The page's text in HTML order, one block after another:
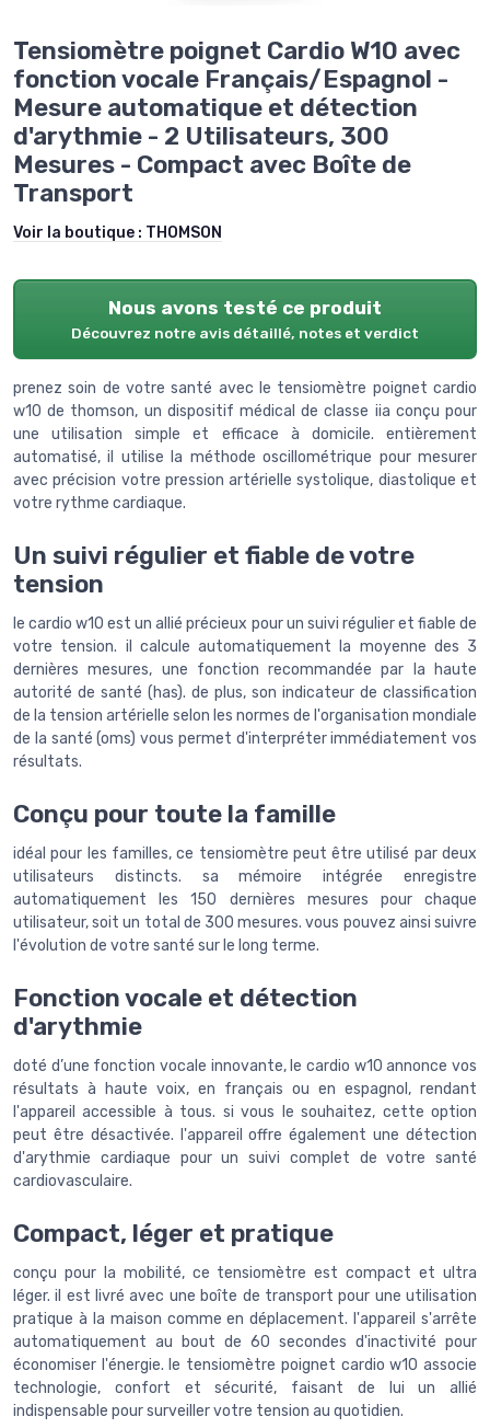
Tensiomètre poignet Cardio W10 avec
fonction vocale Français/Espagnol -
Mesure automatique et détection
d'arythmie - 2 Utilisateurs, 300
Mesures - Compact avec Boîte de
Transport
Voir la boutique : THOMSON
Nous avons testé ce produit
Découvrez notre avis détaillé, notes et verdict
prenez soin de votre santé avec le tensiomètre poignet cardio
w10 de thomson, un dispositif médical de classe iia conçu pour
une utilisation simple et efficace à domicile. entièrement
automatisé, il utilise la méthode oscillométrique pour mesurer
avec précision votre pression artérielle systolique, diastolique et
votre rythme cardiaque.
Un suivi régulier et fiable de votre
tension
le cardio w10 est un allié précieux pour un suivi régulier et fiable de
votre tension. il calcule automatiquement la moyenne des 3
dernières mesures, une fonction recommandée par la haute
autorité de santé (has). de plus, son indicateur de classification
de la tension artérielle selon les normes de l'organisation mondiale
de la santé (oms) vous permet d'interpréter immédiatement vos
résultats.
Conçu pour toute la famille
idéal pour les familles, ce tensiomètre peut être utilisé par deux
utilisateurs distincts. sa mémoire intégrée enregistre
automatiquement les 150 dernières mesures pour chaque
utilisateur, soit un total de 300 mesures. vous pouvez ainsi suivre
l'évolution de votre santé sur le long terme.
Fonction vocale et détection
d'arythmie
doté d’une fonction vocale innovante, le cardio w10 annonce vos
résultats à haute voix, en français ou en espagnol, rendant
l'appareil accessible à tous. si vous le souhaitez, cette option
peut être désactivée. l'appareil offre également une détection
d'arythmie cardiaque pour un suivi complet de votre santé
cardiovasculaire.
Compact, léger et pratique
conçu pour la mobilité, ce tensiomètre est compact et ultra
léger. il est livré avec une boîte de transport pour une utilisation
pratique à la maison comme en déplacement. l'appareil s'arrête
automatiquement au bout de 60 secondes d'inactivité pour
économiser l'énergie. le tensiomètre poignet cardio w10 associe
technologie, confort et sécurité, faisant de lui un allié
indispensable pour surveiller votre tension au quotidien.